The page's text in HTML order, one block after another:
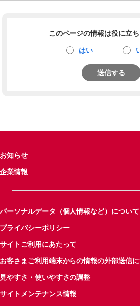
このページの情報は役に立
はい
送信する
お知らせ
企業情報
パーソナルデータ（個人情報など）について
プライバシーポリシー
サイトご利用にあたって
お客さまご利用端末からの情報の外部送信
見やすさ・使いやすさの調整
サイトメンテナンス情報